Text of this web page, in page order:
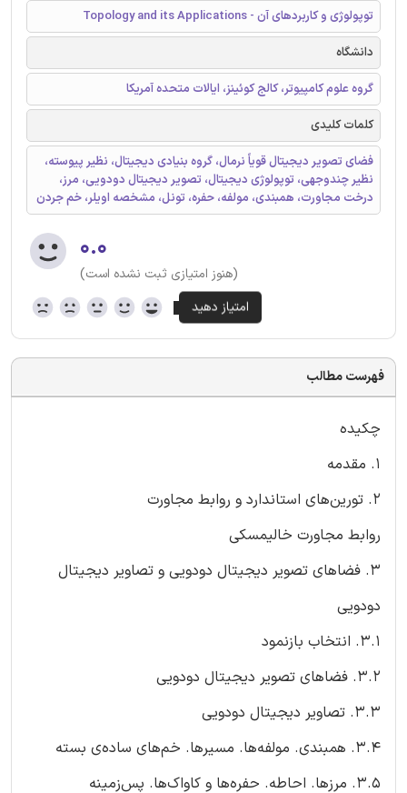
توپولوژی و کاربردهای آن - Topology and its Applications
دانشگاه
گروه علوم کامپیوتر، کالج کوئینز، ایالات متحده آمریکا
کلمات کلیدی
فضای تصویر دیجیتال قویاً نرمال، گروه بنیادی دیجیتال، نظیر پیوسته،
نظیر چندوجهی، توپولوژی دیجیتال، تصویر دیجیتال دودویی، مرز،
درخت مجاورت، همبندی، مولفه، حفره، تونل، مشخصه‌ اویلر، خم جردن
۰.۰
(هنوز امتیازی ثبت نشده است)
فهرست مطالب
چکیده
۱. مقدمه
۲. تورین‌های استاندارد و روابط مجاورت
روابط مجاورت خالیمسکی
۳. فضاهای تصویر دیجیتال دودویی و تصاویر دیجیتال
دودویی
۳.۱. انتخاب بازنمود
۳.۲. فضاهای تصویر دیجیتال دودویی
۳.۳. تصاویر دیجیتال دودویی
۳.۴. همبندی. مولفه‌ها. مسیرها. خم‌های ساده‌ی بسته
۳.۵. مرزها. احاطه. حفره‌ها و کاواک‌ها. پس‌زمینه